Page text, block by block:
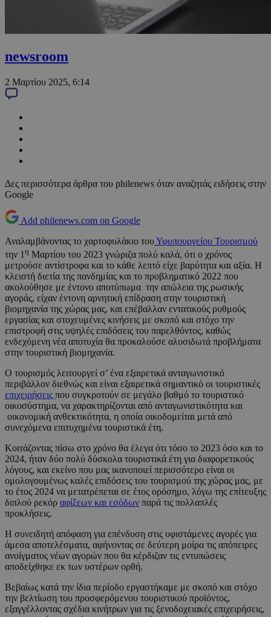
newsroom
2 Μαρτίου 2025, 6:14
Δες περισσότερα άρθρα του philenews όταν αναζητάς ειδήσεις στην
Google
Add philenews.com on Google
Αναλαμβάνοντας το χαρτοφυλάκιο τουΥφυπουργείου Τουρισμού
την 1 η Μαρτίου του 2023 γνώριζα πολύ καλά, ότι ο χρόνος
μετρούσε αντίστροφα και το κάθε λεπτό είχε βαρύτητα και αξία. Η
κλειστή διετία της πανδημίας και το προβληματικό 2022 που
ακολούθησε με έντονο αποτύπωμα την απώλεια της ρωσικής
αγοράς, είχαν έντονη αρνητική επίδραση στην τουριστική
βιομηχανία της χώρας μας, και επέβαλλαν εντατικούς ρυθμούς
εργασίας και στοχευμένες κινήσεις με σκοπό και στόχο την
επιστροφή στις υψηλές επιδόσεις του παρελθόντος, καθώς
ενδεχόμενη νέα αποτυχία θα προκαλούσε αλυσιδωτά προβλήματα
στην τουριστική βιομηχανία.
Ο τουρισμός λειτουργεί σ’ ένα εξαιρετικά ανταγωνιστικό
περιβάλλον διεθνώς και είναι εξαιρετικά σημαντικό οι τουριστικές
επιχειρήσεις που συγκροτούν σε μεγάλο βαθμό το τουριστικό
οικοσύστημα, να χαρακτηρίζονται από ανταγωνιστικότητα και
οικονομική ανθεκτικότητα, η οποία οικοδομείται μετά από
συνεχόμενα επιτυχημένα τουριστικά έτη.
Κοιτάζοντας πίσω στο χρόνο θα έλεγα ότι τόσο το 2023 όσο και το
2024, ήταν δύο πολύ δύσκολα τουριστικά έτη για διαφορετικούς
λόγους, και εκείνο που μας ικανοποιεί περισσότερο είναι οι
ομολογουμένως καλές επιδόσεις του τουρισμού της χώρας μας, με
το έτος 2024 να μετατρέπεται σε έτος ορόσημο, λόγω της επίτευξης
διπλού ρεκόρ αφίξεων και εσόδων παρά τις πολλαπλές
προκλήσεις.
Η συνειδητή απόφαση για επένδυση στις υφιστάμενες αγορές για
άμεσα αποτελέσματα, αφήνοντας σε δεύτερη μοίρα τις απόπειρες
ανοίγματος νέων αγορών που θα κέρδιζαν τις εντυπώσεις
αποδείχθηκε εκ των υστέρων ορθή.
Βεβαίως κατά την ίδια περίοδο εργαστήκαμε με σκοπό και στόχο
την βελτίωση του προσφερόμενου τουριστικού προϊόντος,
εξαγγέλλοντας σχέδια κινήτρων για τις ξενοδοχειακές επιχειρήσεις,